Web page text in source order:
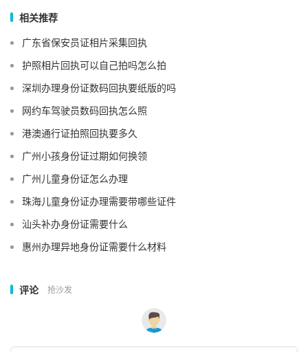
相关推荐
广东省保安员证相片采集回执
护照相片回执可以自己拍吗怎么拍
深圳办理身份证数码回执要纸版的吗
网约车驾驶员数码回执怎么照
港澳通行证拍照回执要多久
广州小孩身份证过期如何换领
广州儿童身份证怎么办理
珠海儿童身份证办理需要带哪些证件
汕头补办身份证需要什么
惠州办理异地身份证需要什么材料
评论 抢沙发